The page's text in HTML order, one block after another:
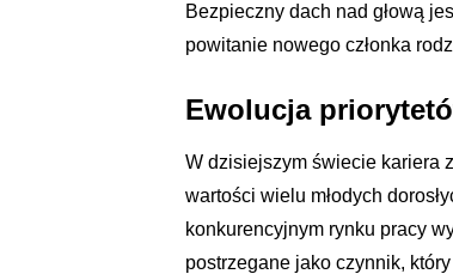
Bezpieczny dach nad głową
powitanie nowego członka
Ewolucja
W dzisiejszym świecie kariera
wartości wielu młodych
konkurencyjnym rynku pracy
postrzegane jako czynnik,